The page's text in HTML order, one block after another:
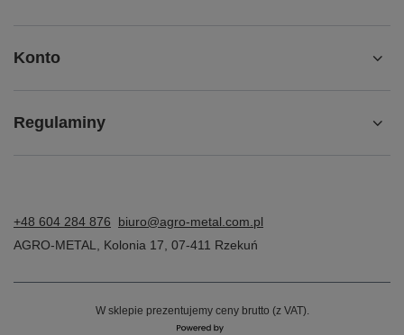
Konto
Regulaminy
+48 604 284 876
biuro@agro-metal.com.pl
AGRO-METAL
Kolonia 17 07-411 Rzekuń
W sklepie prezentujemy ceny brutto (z VAT).